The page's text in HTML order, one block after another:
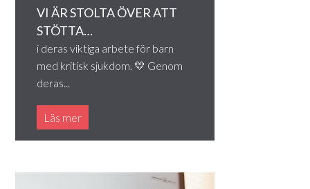
VI ÄR STOLTA ÖVER ATT
STÖTTA…
i deras viktiga arbete för barn
med kritisk sjukdom. 💛 Genom
deras...
Läs mer